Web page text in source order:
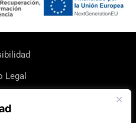
Legal